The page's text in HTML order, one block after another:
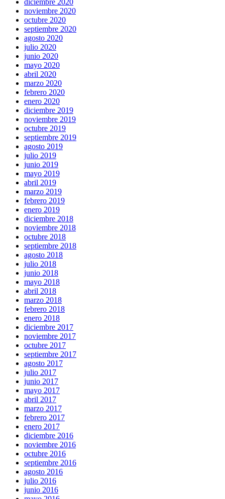
diciembre 2020
noviembre 2020
octubre 2020
septiembre 2020
agosto 2020
julio 2020
junio 2020
mayo 2020
abril 2020
marzo 2020
febrero 2020
enero 2020
diciembre 2019
noviembre 2019
octubre 2019
septiembre 2019
agosto 2019
julio 2019
junio 2019
mayo 2019
abril 2019
marzo 2019
febrero 2019
enero 2019
diciembre 2018
noviembre 2018
octubre 2018
septiembre 2018
agosto 2018
julio 2018
junio 2018
mayo 2018
abril 2018
marzo 2018
febrero 2018
enero 2018
diciembre 2017
noviembre 2017
octubre 2017
septiembre 2017
agosto 2017
julio 2017
junio 2017
mayo 2017
abril 2017
marzo 2017
febrero 2017
enero 2017
diciembre 2016
noviembre 2016
octubre 2016
septiembre 2016
agosto 2016
julio 2016
junio 2016